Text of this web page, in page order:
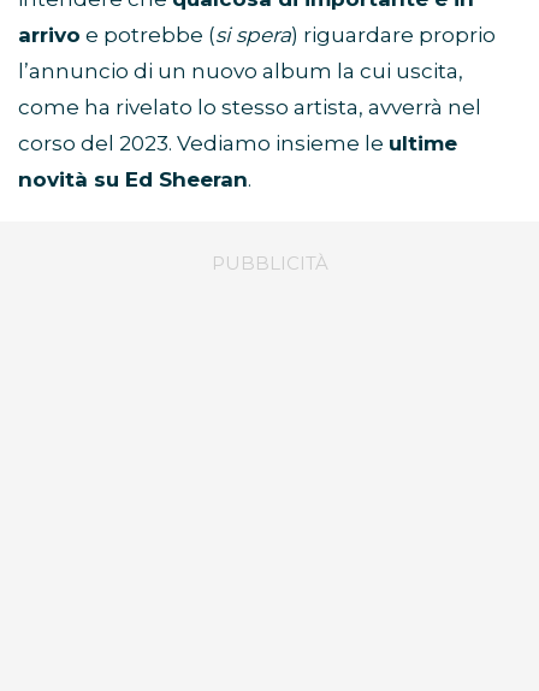
arrivo e potrebbe (si spera) riguardare proprio
l’annuncio di un nuovo album la cui uscita,
come ha rivelato lo stesso artista, avverrà nel
corso del 2023. Vediamo insieme le ultime
novità su Ed Sheeran.